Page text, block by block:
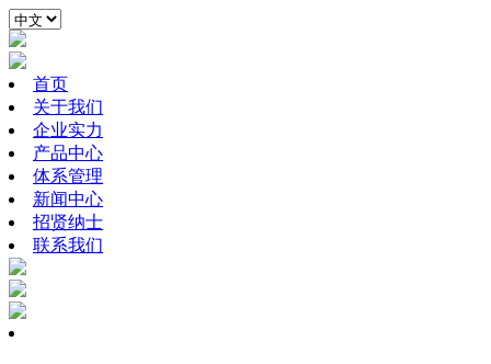
首页
关于我们
企业实力
产品中心
体系管理
新闻中心
招贤纳士
联系我们